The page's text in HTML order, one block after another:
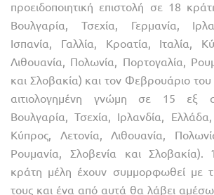
προειδοποιητική επιστολή σε 18
Βουλγαρία, Τσεχία, Γερμανία,
Ισπανία, Γαλλία, Κροατία, Ιταλία,
Λιθουανία, Πολωνία, Πορτογαλία,
και Σλοβακία) και τον Φεβρουάριο του
αιτιολογημένη γνώμη σε 15 εξ
Βουλγαρία, Τσεχία, Ιρλανδία, Ελλάδα,
Κύπρος, Λετονία, Λιθουανία,
Ρουμανία, Σλοβενία και Σλοβακία).
κράτη μέλη έχουν συμμορφωθεί με
τους και ένα από αυτά θα λάβει